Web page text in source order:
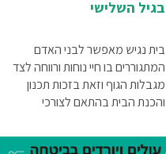
בגיל השלישי
בית נגיש מאפשר לבני האדם
המתגוררים בו חיי נוחות ורווחה לצד
מגבלות הגוף וזאת בזכות תכנון
והכנת הבית בהתאם לצורכי